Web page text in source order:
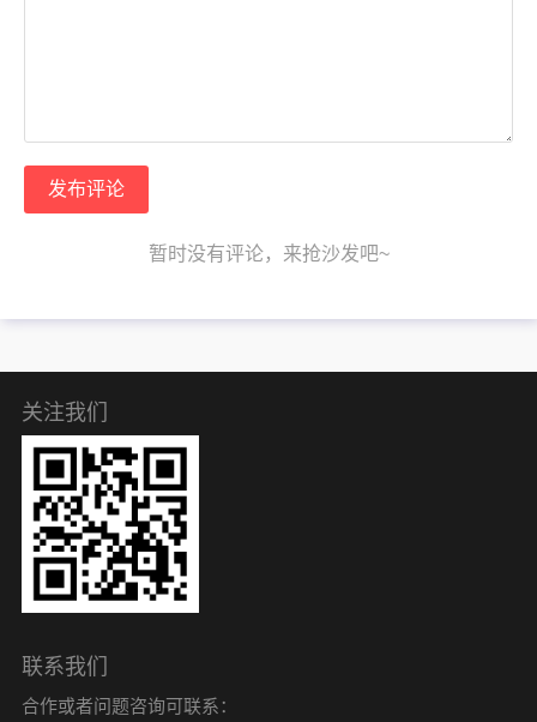
发布评论
暂时没有评论，来抢沙发吧~
关注我们
联系我们
合作或者问题咨询可联系：